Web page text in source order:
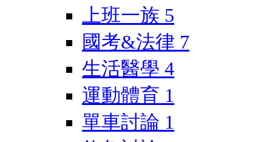
上班一族 5
國考&法律 7
生活醫學 4
運動體育 1
單車討論 1